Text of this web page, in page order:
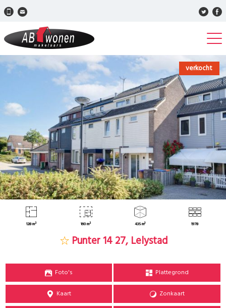
verkocht
128 m² 160 m² 435 m³ 1978
Punter 14 27, Lelystad
Foto's Plattegrond
Kaart Zonkaart